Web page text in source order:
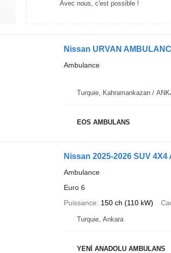
Avec nous, c'est possible !
Nissan URVAN
Ambulance
Turquie, Kahramankazan /
EOS AMBULANS
Nissan 2025-2026 SUV
Ambulance
Euro 6
Puissance
150 ch (110 kW)
Turquie, Ankara
YENİ ANADOLU AMBULANS